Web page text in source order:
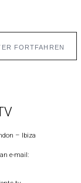
FORTFAHREN
– Ibiza
e-mail: